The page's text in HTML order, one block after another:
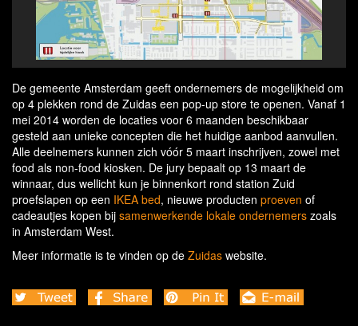
De gemeente Amsterdam geeft ondernemers de mogelijkheid om
op 4 plekken rond de Zuidas een pop-up store te openen. Vanaf 1
mei 2014 worden de locaties voor 6 maanden beschikbaar
gesteld aan unieke concepten die het huidige aanbod aanvullen.
Alle deelnemers kunnen zich vóór 5 maart inschrijven, zowel met
food als non-food kiosken. De jury bepaalt op 13 maart de
winnaar, dus wellicht kun je binnenkort rond station Zuid
proefslapen op een IKEA bed, nieuwe producten proeven of
cadeautjes kopen bij samenwerkende lokale ondernemers zoals
in Amsterdam West.
Meer informatie is te vinden op de Zuidas website.